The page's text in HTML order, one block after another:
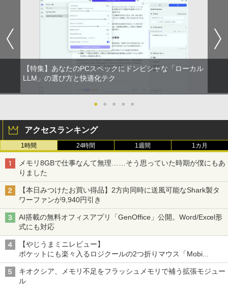
HP(Inc.) M9L89A
￥9,730
中古パソコン | Dell | OptiPlex 3040 SFF
| Windows11 | デスクトップ | 一年保証 |
第6世代 | Core i5 6500 3.2(～最大3.6)G
M | Win11Pro64Bit | VGAなしモデル
3
【今だけ】全品ポイント10倍 お買い物マ
ラソン★8/4～8/11★中古パソコン デス
クトップPC FUJITSU ESPRIMO Q558/B
インチ256GB Windows11 Pro 64bit
【送料無料】【1年保証】
￥22,800
4
HP ProDesk 400 G7 SFF Core i3-10100
/ DDR4メモリ8GB / SSD256GBWin11Pr
o 64bit 搭載 【中古】 デスクトップパソ
コン
HP ProDisplay 21.5インチワイドIPS モ
ニター P224/フルHD（1920x1080）/HD
MI、VGA、DisplayPort/VESA規格/スリ
ムベゼル/フリッカーフリー/ブルーライト
軽減/HDMI搭載モニター/Switch PS対応
(再生中古品)
￥8,888
モニター 21.5型 液晶ディスプレイ ベゼ
ー 壁掛け フリッカーレス FreeSync 21.
5インチ 角度調節 FullHD ブルーライト
カット VAパネル VESAフル FHDノング
レア MAXZEN JM22CH02
￥9,480
Yoothi 互換品 液晶 14.0インチ NT140F
HM-N43 NT140FHM-N44 NT140FHM-N
45 交換用 FullHD 1920x1080 IPS LED L
ネル
￥9,800
日本人に適した審美修復治療の理論と実
際 [ 貞光謙一郎 ]
￥17,600
ゆるキャン△ 19 （まんがタイムKRコ
ろ ]
3
九条の大罪（17） 【電子書籍】[ 真鍋昌
平 ]
4
ちいかわ なんか小さくてかわいいやつ
￥1,210
【特集】あなたのPCスペックにドンピシャな「ローカル
LLM」の選び方と快適化テク
● ● ● ● ●
アクセスランキング
1時間 24時間 1週間 1カ月
メモリ8GBで仕事なんて無理……そう思っていた時期が僕にもあ
りました
【本日みつけたお買い得品】2方向同時に送風可能なShark製タ
ワーファンが9,940円引き
AI搭載の無料オフィスアプリ「GenOffice」公開。Word/Excel形
式にも対応
【やじうまミニレビュー】
ポケットにも楽々入るロジクールの2つ折りマウス「Mobi
Fold」。その気になるギミックとは？
キオクシア、メモリ不足をフラッシュメモリで補う拡張モジュー
ル